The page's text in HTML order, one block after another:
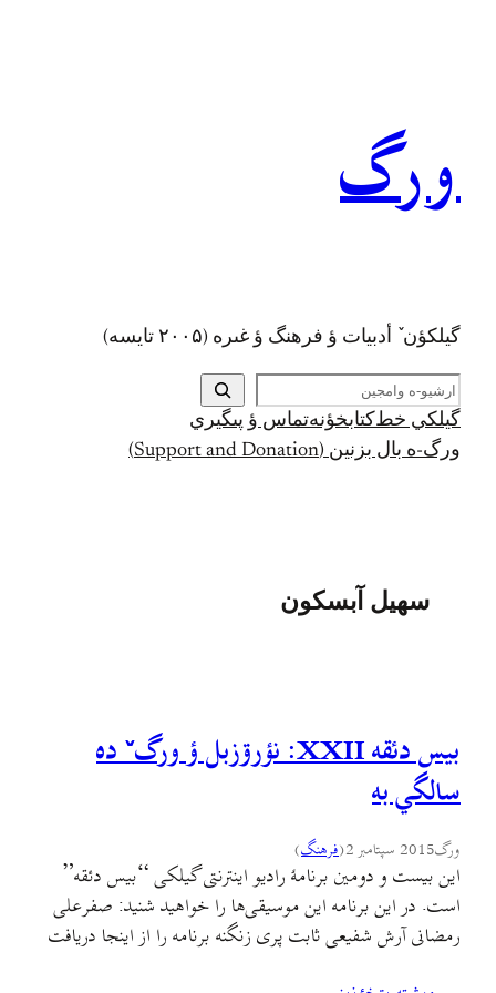
ورگ
گيلکؤن ٚ أدبیات ؤ فرهنگ ؤ غىره (۲۰۰۵ تايسه)
ج
س
ت
ج
گيلکي خط کتابخؤنهتماس ؤ پىگيري
ورگ-ه بال بزنين (Support and Donation)
سهیل آبسکون
بيس دئقه XXII: نؤرۊزبل ؤ ورگˇ ده
سالگي به
ورگ2015 سپتامبر 2 (فرهنگ)
اين بیست و دومین برنامهٔ رادیو اینترنتی گیلکی “بیس دئقه”
است. در این برنامه این موسیقی‌ها را خواهید شنید: صفرعلی
رمضانی آرش شفیعی ثابت پری زنگنه برنامه را از اینجا دریافت